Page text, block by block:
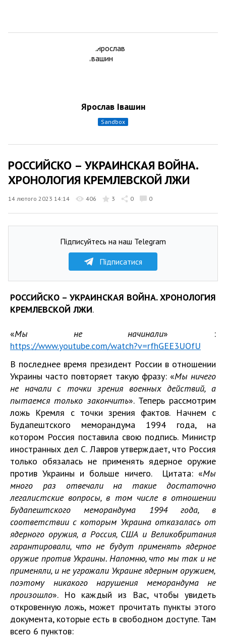
Ярослав Івашин
sandbox
РОССИЙСКО – УКРАИНСКАЯ ВОЙНА.
ХРОНОЛОГИЯ КРЕМЛЕВСКОЙ ЛЖИ
14 лютого 2023 14:14 406 3 0 0
Підписуйтесь на наш Telegram
Підписатися
РОССИЙСКО – УКРАИНСКАЯ ВОЙНА. ХРОНОЛОГИЯ
КРЕМЛЕВСКОЙ ЛЖИ.
«Мы не начинали» :
https://www.youtube.com/watch?v=rfhGEE3UOfU
В последнее время президент России в отношении
Украины часто повторяет такую фразу: «Мы ничего
не начали с точки зрения военных действий, а
пытаемся только закончить». Теперь рассмотрим
ложь Кремля с точки зрения фактов. Начнем с
Будапештского меморандума 1994 года, на
котором Россия поставила свою подпись. Министр
иностранных дел С. Лавров утверждает, что Россия
только обязалась не применять ядерное оружие
против Украины и больше ничего. Цитата: «Мы
много раз отвечали на такие достаточно
легалистские вопросы, в том числе в отношении
Будапештского меморандума 1994 года, в
соответствии с которым Украина отказалась от
ядерного оружия, а Россия, США и Великобритания
гарантировали, что не будут применять ядерное
оружие против Украины. Напомню, что мы так и не
применяли, и не угрожали Украине ядерным оружием,
поэтому никакого нарушения меморандума не
произошло». Но каждый из Вас, чтобы увидеть
откровенную ложь, может прочитать пункты этого
документа, которые есть в свободном доступе. Там
всего 6 пунктов: